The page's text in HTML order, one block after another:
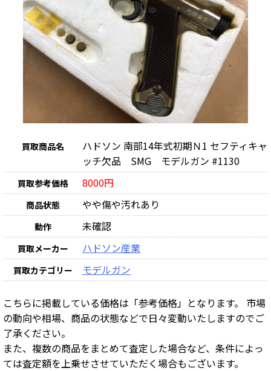
買取商品名
ハドソン 南部14年式初期Ｎ1 セフティキャ
ッチ欠品 SMG モデルガン #1130
買取参考価格 8000円
商品状態 やや傷や汚れあり
動作 未確認
買取メーカー ハドソン産業
買取カテゴリー モデルガン
こちらに掲載している価格は「参考価格」となります。 市場
の動向や相場、商品の状態などで日々変動いたしますのでご
了承ください。
また、複数の商品をまとめて査定した場合など、条件によっ
ては査定額を上乗せさせていただく場合もございます。